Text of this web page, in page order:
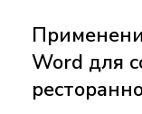
Word для